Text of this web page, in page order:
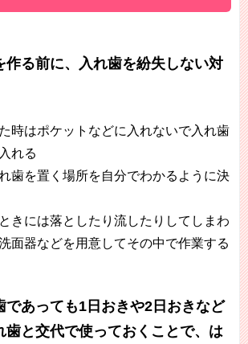
作る前に、入れ歯を紛失しない対
時はポケットなどに入れないで入れ歯
れる
歯を置く場所を自分でわかるように決
きには落としたり流したりしてしまわ
面器などを用意してその中で作業する
であっても1日おきや2日おきなど
歯と交代で使っておくことで、は